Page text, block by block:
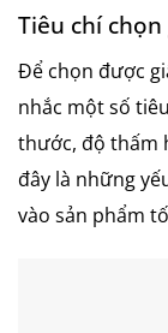
Tiêu chí
Để chọn được
nhắc một số
thước, độ thấm
đây là những
vào sản phẩm